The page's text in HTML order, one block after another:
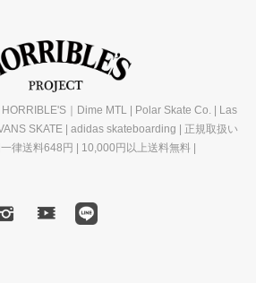
｜Dime MTL | Polar Skate Co. | Las
SKATE | adidas skateboarding | 正規取扱い
律送料648円 | 10,000円以上送料無料 |